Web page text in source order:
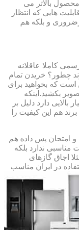
بالاتر می
هایی که انتظار
و بلکه هم
کاملا عاقلانه
چطور؟ خریدن تمام
است که بخواهید برای
بکشید.اینکه
دارد دلیل بر
هم این کیفیت را
امتحان پس داده هم
مناسبی ندارد بلکه
اجاق گازهای
در ایران مناسب